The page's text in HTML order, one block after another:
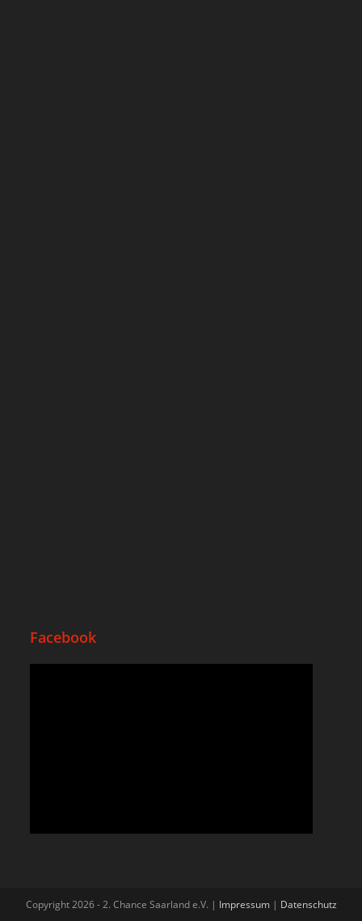
Facebook
Copyright 2026 - 2. Chance Saarland e.V. | Impressum| Datenschutz